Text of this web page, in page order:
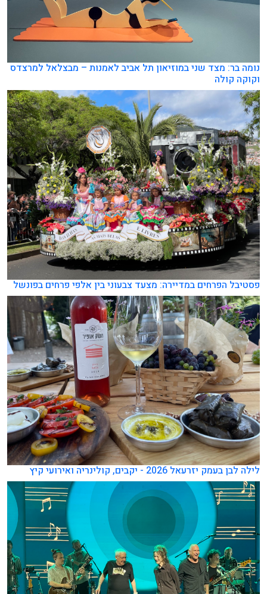
נומה בר: מצד שני במוזיאון תל אביב לאמנות – מבצלאל למרצדס
וקוקה קולה
פסטיבל הפרחים במדיירה: מצעד צבעוני בין אלפי פרחים בפונשל
לילה לבן בעמק יזרעאל 2026 - יקבים, קולינריה ואירועי קיץ